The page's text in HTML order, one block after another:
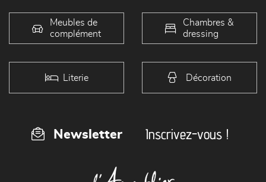
Meubles de
complément
Chambres &
dressing
Literie Décoration
Newsletter Inscrivez-vous !